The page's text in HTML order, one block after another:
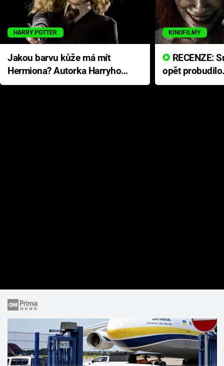
HARRY POTTER
Jakou barvu kůže má mít
Hermiona? Autorka Harryho
Pottera přišla s ráznou
KINOFILMY
opět
přichází s